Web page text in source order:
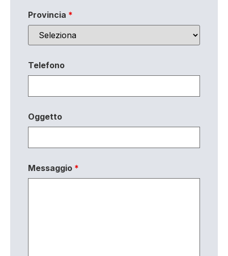
Provincia *
Telefono
Oggetto
Messaggio *